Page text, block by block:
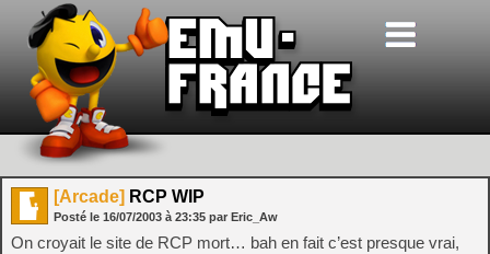
[Arcade] RCP WIP
Posté le 16/07/2003 à 23:35 par Eric_Aw
On croyait le site de RCP mort… bah en fait c’est presque vrai,